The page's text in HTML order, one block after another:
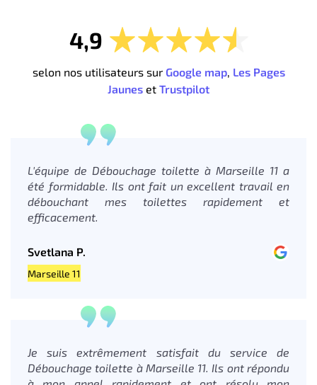
4,9
selon nos utilisateurs sur Google map, Les Pages
Jaunes et Trustpilot
L'équipe de Débouchage toilette à Marseille 11 a
été formidable. Ils ont fait un excellent travail en
débouchant mes toilettes rapidement et
efficacement.
Svetlana P.
Marseille 11
Je suis extrêmement satisfait du service de
Débouchage toilette à Marseille 11. Ils ont répondu